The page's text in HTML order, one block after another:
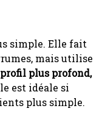
simple. Elle fait
mais utilise
profil plus profond,
est idéale si
plus simple.